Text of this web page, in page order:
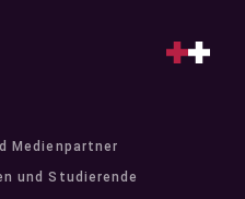
Medienpartner
und Studierende